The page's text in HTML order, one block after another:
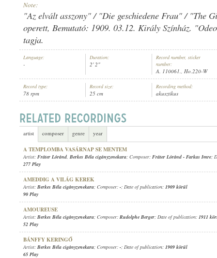
ARTIST: BERKES BÉLA CIGÁNYZENEKARA
Note:
"Az elvált asszony" / "Die geschiedene Frau" / "The
operett, Bemutató: 1909. 03.12. Király Színház.
tagja.
Language:
-
Duration:
2' 2"
Record number, sticker
number:
A. 110061., Ho.220-W
Record type:
78 rpm
Record size:
25 cm
Recording method:
akusztikus
artist composer genre year
A TEMPLOMBA VASÁRNAP SE MENTEM
Artist: Fráter Lóránd, Berkes Béla cigányzenekara; Composer: Fráter Lóránd - Farkas Imre;
277 Play
AMEDDIG A VILÁG KEREK
Artist: Berkes Béla cigányzenekara; Composer: -; Date of publication: 1909 körül
90 Play
AMOUREUSE
Artist: Berkes Béla cigányzenekara; Composer: Rudolphe Berger; Date of publication: 1911
52 Play
BÁNFFY KERINGŐ
Artist: Berkes Béla cigányzenekara; Composer: -; Date of publication: 1909 körül
65 Play